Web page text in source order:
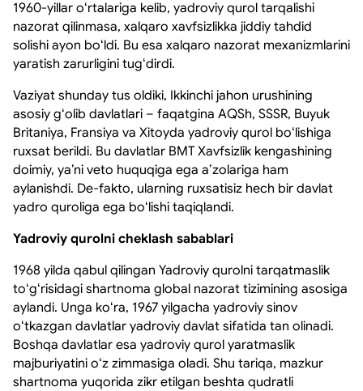
1960-yillar oʻrtalariga kelib, yadroviy qurol tarqalishi
nazorat qilinmasa, xalqaro xavfsizlikka jiddiy tahdid
solishi ayon boʻldi. Bu esa xalqaro nazorat mexanizmlarini
yaratish zarurligini tugʻdirdi.
Vaziyat shunday tus oldiki, Ikkinchi jahon urushining
asosiy gʻolib davlatlari – faqatgina AQSh, SSSR, Buyuk
Britaniya, Fransiya va Xitoyda yadroviy qurol boʻlishiga
ruxsat berildi. Bu davlatlar BMT Xavfsizlik kengashining
doimiy, yaʼni veto huquqiga ega aʼzolariga ham
aylanishdi. De-fakto, ularning ruxsatisiz hech bir davlat
yadro quroliga ega boʻlishi taqiqlandi.
Yadroviy qurolni cheklash sabablari
1968 yilda qabul qilingan Yadroviy qurolni tarqatmaslik
toʻgʻrisidagi shartnoma global nazorat tizimining asosiga
aylandi. Unga koʻra, 1967 yilgacha yadroviy sinov
oʻtkazgan davlatlar yadroviy davlat sifatida tan olinadi.
Boshqa davlatlar esa yadroviy qurol yaratmaslik
majburiyatini oʻz zimmasiga oladi. Shu tariqa, mazkur
shartnoma yuqorida zikr etilgan beshta qudratli